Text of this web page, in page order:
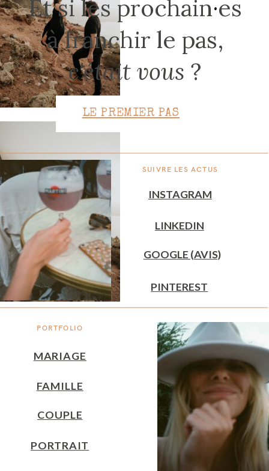
PORTFOLIO
SUIVRE LES ACTUS
Et si les prochain·es
à franchir le pas,
c'était vous ?
MARIAGE
INSTAGRAM
GOOGLE (AVIS)
FAMILLE
PINTEREST
COUPLE
LINKEDIN
PORTRAIT
LE PREMIER PAS